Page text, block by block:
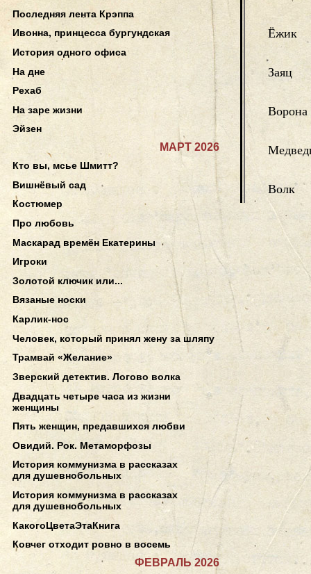
Ёжик
Заяц
Ворона
Волк
Последняя лента Крэппа
Ивонна, принцесса бургундская
История одного офиса
На дне
Рехаб
На заре жизни
Эйзен
МАРТ 2026
Кто вы, мсье Шмитт?
Вишнёвый сад
Костюмер
Про любовь
Маскарад времён Екатерины
Игроки
Золотой ключик или...
Вязаные носки
Карлик-нос
Человек, который принял жену за шляпу
Трамвай «Желание»
Зверский детектив. Логово волка
Двадцать четыре часа из жизни
женщины
Пять женщин, предавшихся любви
Овидий. Рок. Метаморфозы
История коммунизма в рассказах
для душевнобольных
История коммунизма в рассказах
для душевнобольных
КакогоЦветаЭтаКнига
Ковчег отходит ровно в восемь
ФЕВРАЛЬ 2026